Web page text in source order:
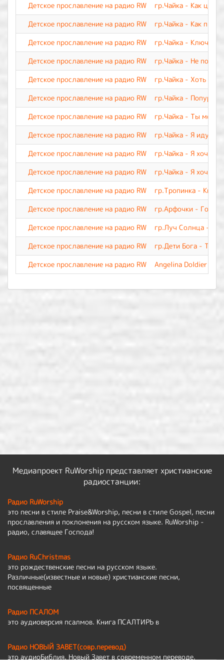
Детское прославление на радио RW
гр.Чайка - Как
Детское прославление на радио RW
гр.Чайка - Как
Детское прославление на радио RW
гр.Чайка - Ключ
Детское прославление на радио RW
гр.Чайка - Не
Детское прославление на радио RW
гр.Чайка - Хоть я и
Детское прославление на радио RW
гр.Чайка - Попурри
Детское прославление на радио RW
гр.Чайка - Ты мой
Детское прославление на радио RW
гр.Чайка - Я иду
Детское прославление на радио RW
гр.Чайка - Я хочу с
Детское прославление на радио RW
гр.Чайка - Я хочу
Детское прославление на радио RW
гр.Тропинка -
Детское прославление на радио RW
гр.Арфочки -
Детское прославление на радио RW
гр.Луч Солнца -
Детское прославление на радио RW
гр.Дети Бога - Тебе
Детское прославление на радио RW
Angelina Doldier -
Медиапроект RuWorship представляет христианские
радиостанции:
Радио RuWorship
это песни в стиле Praise&Worship, песни в стиле Gospel, песни
прославления и поклонения на русском языке. RuWorship -
радио, славящее Господа!
Радио RuChristmas
это рождественские песни на русском языке.
Различные(известные и новые) христианские песни,
посвященные
Радио ПСАЛОМ
это аудиоверсия псалмов. Книга ПСАЛТИРЬ в
Радио НОВЫЙ ЗАВЕТ(совр.перевод)
это аудиоБиблия, Новый Завет в современном переводе.